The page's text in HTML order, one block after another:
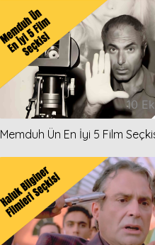
10
Memduh Ün En İyi 5 Film